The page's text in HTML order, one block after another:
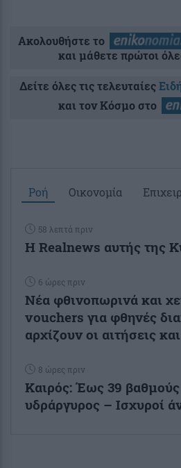
Ακολουθήστε το
και μάθετε πρώτοι
Δείτε όλες τις τελευταίες
και τον Κόσμο στο
Ροή Οικονομία
58 λεπτά πριν
Η Realnews αυτής της
6 ώρες πριν
Νέα φθινοπωρινά και
vouchers για φθηνές
αρχίζουν οι αιτήσεις
8 ώρες πριν
Καιρός: Έως 39 βαθμούς
υδράργυρος – Ισχυροί